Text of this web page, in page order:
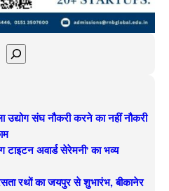
उद्योग संघ नौकरी करने का नहीं नौकरी
अवार्ड सेरेमनी’ का भव्य
रथों का जयपुर से शुभारंभ, बीकानेर